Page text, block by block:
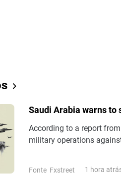
Saudi Arabia warns to
According to a report
military operations
Fonte Fxstreet 1 hora